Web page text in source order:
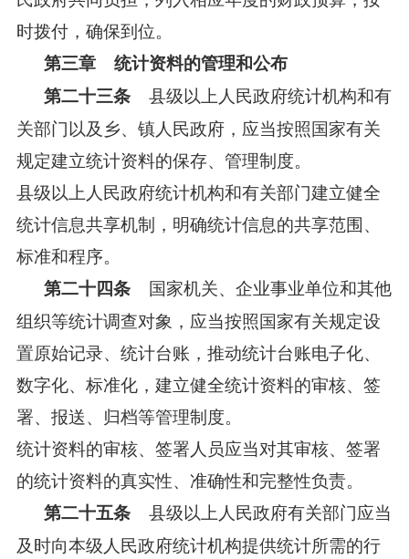
时拨付，确保到位。
第三章 统计资料的管理和公布
第二十三条县级以上人民政府统计机构和有
关部门以及乡、镇人民政府，应当按照国家有关
规定建立统计资料的保存、管理制度。
县级以上人民政府统计机构和有关部门建立健全
统计信息共享机制，明确统计信息的共享范围、
标准和程序。
第二十四条国家机关、企业事业单位和其他
组织等统计调查对象，应当按照国家有关规定设
置原始记录、统计台账，推动统计台账电子化、
数字化、标准化，建立健全统计资料的审核、签
署、报送、归档等管理制度。
统计资料的审核、签署人员应当对其审核、签署
的统计资料的真实性、准确性和完整性负责。
第二十五条县级以上人民政府有关部门应当
及时向本级人民政府统计机构提供统计所需的行